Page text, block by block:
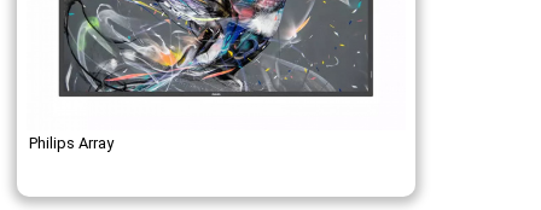
Philips Array